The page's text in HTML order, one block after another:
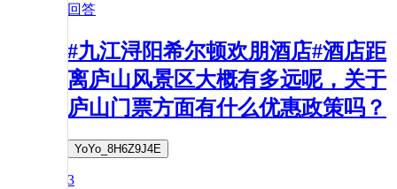
回答
#九江浔阳希尔顿欢朋酒店#酒店距
离庐山风景区大概有多远呢，关于
庐山门票方面有什么优惠政策吗？
YoYo_8H6Z9J4E
3